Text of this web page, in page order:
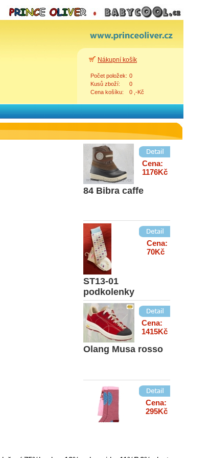
Nákupní košík
Počet položek: 0
Kusů zboží:
0
Cena košíku:
0 ,-Kč
Zpět
ST11-12
84 Bibra caffe
Cena:
1176Kč
ST13-01
podkolenky
Cena:
70Kč
Olang Musa rosso
Cena:
1415Kč
Cena:
295Kč